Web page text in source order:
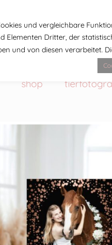
shop
und vergleichbare
Elementen Dritter, der
und von diesen verarbeitet.